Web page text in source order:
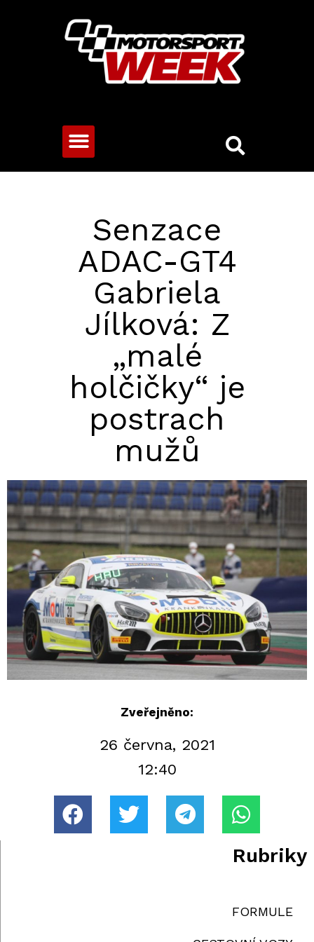
Senzace
ADAC-GT4
Gabriela
Jílková: Z
„malé
holčičky“ je
postrach
mužů
Zveřejněno:
26 června, 2021
12:40
Rubriky
FORMULE